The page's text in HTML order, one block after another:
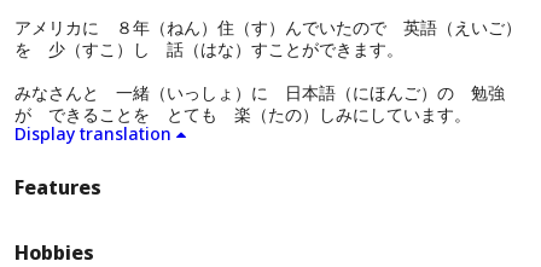
アメリカに ８年（ねん）住（す）んでいたので 英語（えいご）
を 少（すこ）し 話（はな）すことができます。
みなさんと 一緒（いっしょ）に 日本語（にほんご）の 勉強
が できることを とても 楽（たの）しみにしています。
Display translation
Features
Hobbies